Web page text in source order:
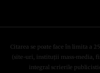
Citarea se poate face în limita a
(site-uri, instituţii mass-media,
integral scrierile